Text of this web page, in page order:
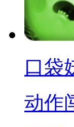
口袋
动作